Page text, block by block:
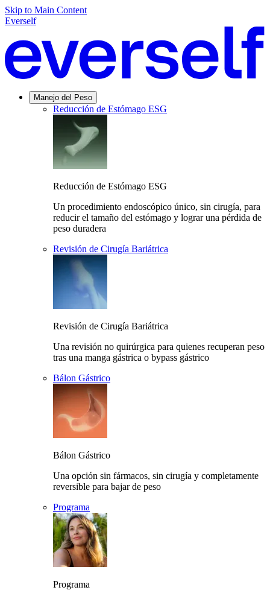
Skip to Main Content
Everself
Manejo del Peso
Reducción de Estómago ESG
Reducción de Estómago ESG
Un procedimiento endoscópico único, sin cirugía, para
reducir el tamaño del estómago y lograr una pérdida de
peso duradera
Revisión de Cirugía Bariátrica
Revisión de Cirugía Bariátrica
Una revisión no quirúrgica para quienes recuperan peso
tras una manga gástrica o bypass gástrico
Bálon Gástrico
Bálon Gástrico
Una opción sin fármacos, sin cirugía y completamente
reversible para bajar de peso
Programa
Programa